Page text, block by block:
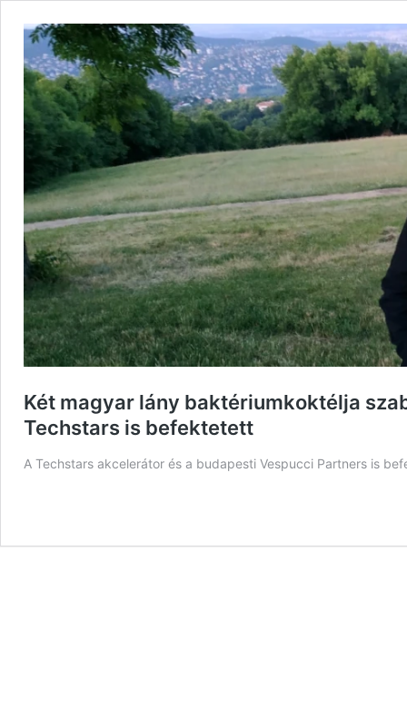
Két magyar lány baktériumkoktélja
Techstars is befektetett
A Techstars akcelerátor és a budapesti Vespucci Partners is